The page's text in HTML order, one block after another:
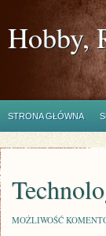
Hobby,
STRONA GŁÓWNA
MOŻLIWOŚĆ